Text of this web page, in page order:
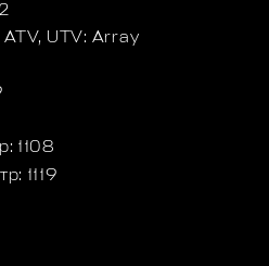
UTV: Array
1108
1119